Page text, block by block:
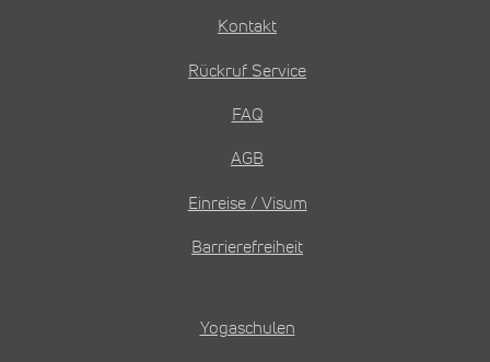
Kontakt
Rückruf Service
FAQ
AGB
Einreise / Visum
Barrierefreiheit
Yogaschulen